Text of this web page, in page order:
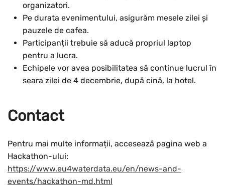
organizatori.
Pe durata evenimentului, asigurăm mesele zilei și
pauzele de cafea.
Participanții trebuie să aducă propriul laptop
pentru a lucra.
Echipele vor avea posibilitatea să continue lucrul în
seara zilei de 4 decembrie, după cină, la hotel.
Contact
Pentru mai multe informații, accesează pagina web a
Hackathon-ului:
https://www.eu4waterdata.eu/en/news-and-
events/hackathon-md.html